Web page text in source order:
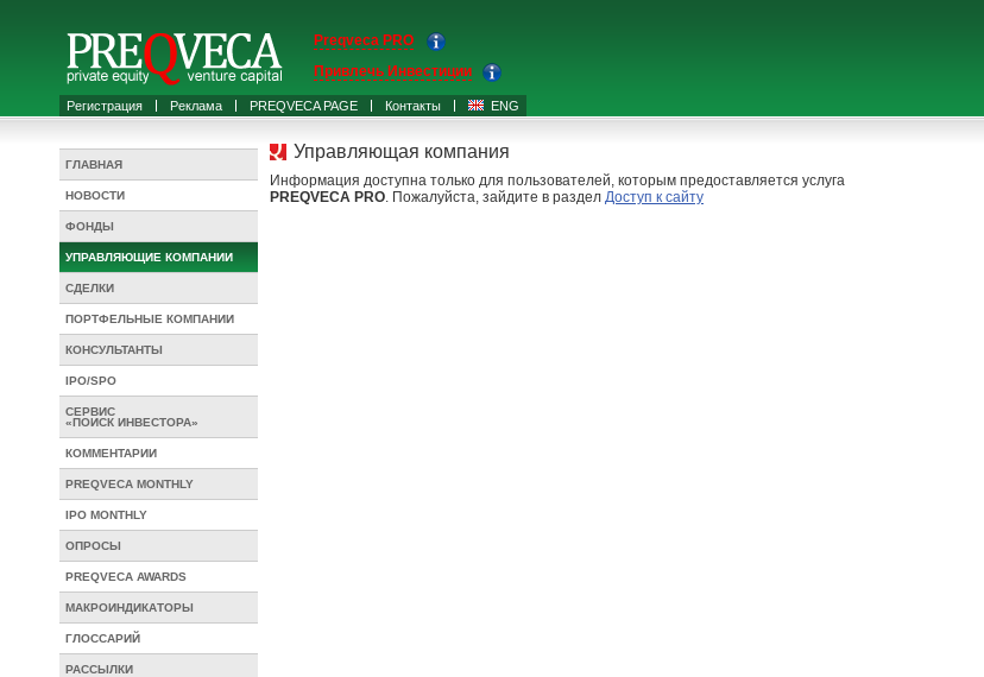
Регистрация Реклама PREQVECA PAGE Контакты ENG
Preqveca PRO
Привлечь Инвестиции
ГЛАВНАЯ
НОВОСТИ
ФОНДЫ
УПРАВЛЯЮЩИЕ КОМПАНИИ
СДЕЛКИ
ПОРТФЕЛЬНЫЕ КОМПАНИИ
КОНСУЛЬТАНТЫ
IPO/SPO
СЕРВИС
«ПОИСК ИНВЕСТОРА»
КОММЕНТАРИИ
PREQVECA MONTHLY
IPO MONTHLY
ОПРОСЫ
PREQVECA AWARDS
МАКРОИНДИКАТОРЫ
ГЛОССАРИЙ
РАССЫЛКИ
Управляющая компания
Информация доступна только для пользователей, которым предоставляется услуга
PREQVECA PRO. Пожалуйста, зайдите в раздел Доступ к сайту